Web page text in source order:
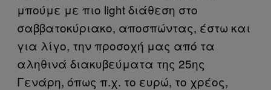
μπούμε με πιο light διάθεση στο
σαββατοκύριακο, αποσπώντας, έστω και
για λίγο, την προσοχή μας από τα
αληθινά διακυβεύματα της 25ης
Γενάρη, όπως π.χ. το ευρώ, το χρέος,